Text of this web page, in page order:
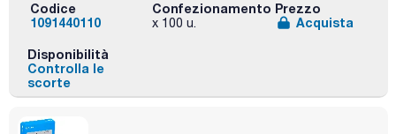
Codice
1091440110
Confezionamento
x 100 u.
Prezzo
Acquista
Disponibilità
Controlla le
scorte